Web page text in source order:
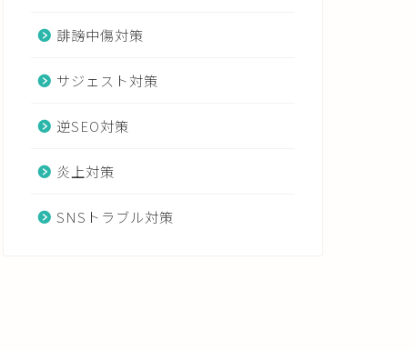
誹謗中傷対策
サジェスト対策
逆SEO対策
炎上対策
SNSトラブル対策